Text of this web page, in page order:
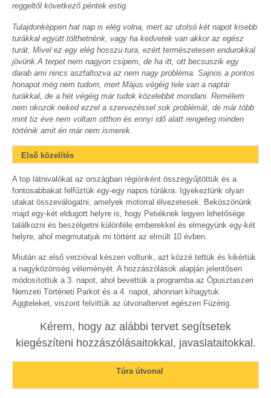
reggeltől következő péntek estig.
Tulajdonkèppen hat nap is elég volna, mert az utolsó két napot kisebb
turákkal együtt tölthetnénk, vagy ha kedvetek van akkor az egész
turát. Mivel ez egy elég hosszu tura, ezért termèszetesen endurokkal
jövünk.A terpet nem nagyon csipem, de ha itt, ott becsuszik egy
darab ami nincs aszfaltozva az nem nagy probléma. Sajnos a pontos
honapot még nem tudom, mert Màjus vègèig tele van a naptár
turákkal, de a hét végéig már tudok közelebbit mondani. Remélem
nem okozok neked ezzel a szervezéssel sok problémát, de már több
mint tiz éve nem voltam otthon és ennyi idő alatt rengeteg minden
történik amit én már nem ismerek.
Első közelítés
A top látnivalókat az országban régiónként összegyűjtöttük és a
fontosabbakat felfűztük egy-egy napos túrákra. Igyekeztünk olyan
utakat összeválogatni, amelyek motorral élvezetesek. Beköszönünk
majd egy-két eldugott helyre is, hogy Petiéknek legyen lehetősége
találkozni és beszélgetni különféle emberekkel és elmegyünk egy-két
helyre, ahol megmutatjuk mi történt az elmúlt 10 évben.
Miután az első verzióval készen voltunk, azt közzé tettük és kikértük
a nagyközönség véleményét. A hozzászólások alapján jelentősen
módosítottuk a 3. napot, ahol bevettük a programba az Ópusztaszeri
Nemzeti Történeti Parkot és a 4. napot, ahonnan kihagytuk
Aggteleket, viszont felvittük az útvonaltervet egészen Füzérig.
Kérem, hogy az alábbi tervet segítsetek
kiegészíteni hozzászólásaitokkal, javaslataitokkal.
Túra útvonal